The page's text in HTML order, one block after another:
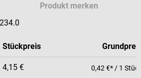
Produkt merken
Stückpreis
4,15 € 0,42 €* / 1